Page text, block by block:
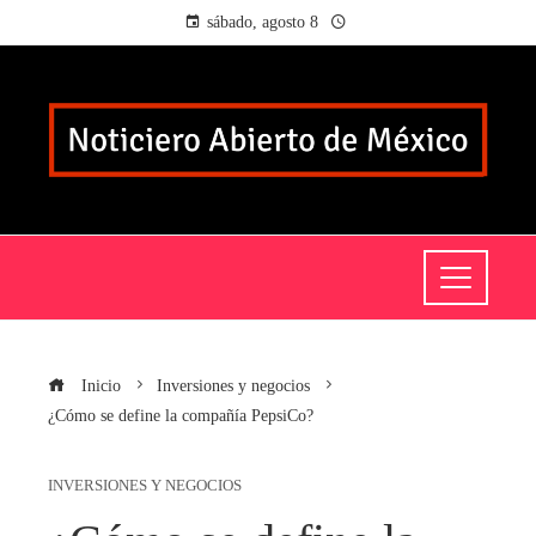
sábado, agosto 8
Inicio
Inversiones y negocios
¿Cómo se define la compañía PepsiCo?
INVERSIONES Y NEGOCIOS